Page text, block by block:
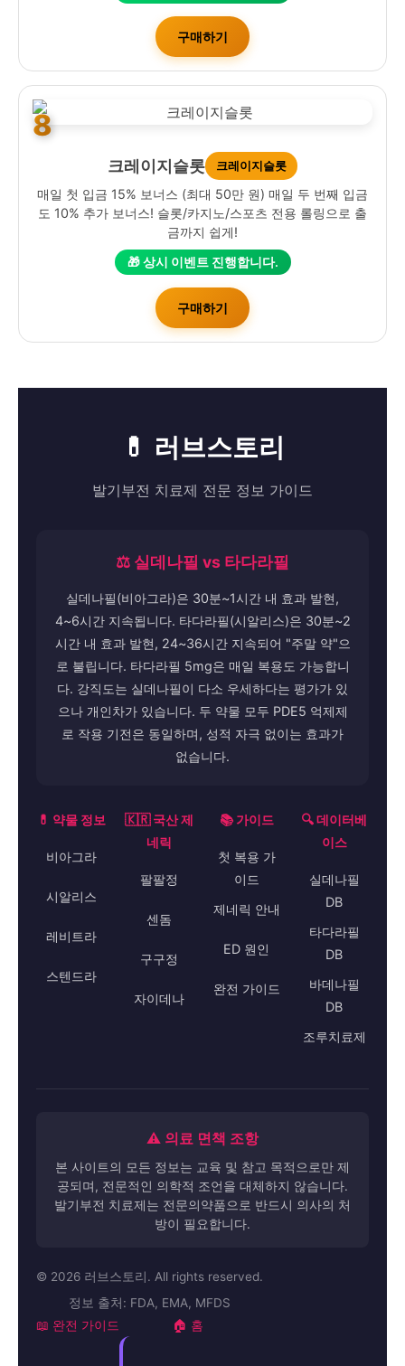
구매하기
8
크레이지슬롯 크레이지슬롯
매일 첫 입금 15% 보너스 (최대 50만 원) 매일 두 번째 입금
도 10% 추가 보너스! 슬롯/카지노/스포츠 전용 롤링으로 출
금까지 쉽게!
🎁 상시 이벤트 진행합니다.
구매하기
💊 러브스토리
발기부전 치료제 전문 정보 가이드
⚖️ 실데나필 vs 타다라필
실데나필(비아그라)은 30분~1시간 내 효과 발현,
4~6시간 지속됩니다. 타다라필(시알리스)은 30분~2
시간 내 효과 발현, 24~36시간 지속되어 "주말 약"으
로 불립니다. 타다라필 5mg은 매일 복용도 가능합니
다. 강직도는 실데나필이 다소 우세하다는 평가가 있
으나 개인차가 있습니다. 두 약물 모두 PDE5 억제제
로 작용 기전은 동일하며, 성적 자극 없이는 효과가
없습니다.
💊 약물 정보
비아그라
시알리스
레비트라
스텐드라
🇰🇷 국산 제
네릭
팔팔정
센돔
구구정
자이데나
📚 가이드
첫 복용 가
이드
제네릭 안내
ED 원인
완전 가이드
🔍 데이터베
이스
실데나필
DB
타다라필
DB
바데나필
DB
조루치료제
⚠️ 의료 면책 조항
본 사이트의 모든 정보는 교육 및 참고 목적으로만 제
공되며, 전문적인 의학적 조언을 대체하지 않습니다.
발기부전 치료제는 전문의약품으로 반드시 의사의 처
방이 필요합니다.
© 2026 러브스토리. All rights reserved.
정보 출처: FDA, EMA, MFDS
📖 완전 가이드 🏠 홈